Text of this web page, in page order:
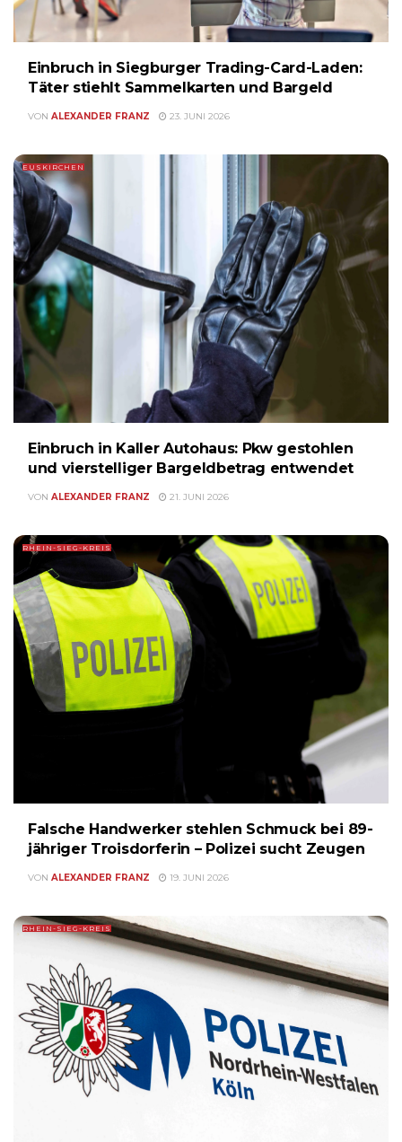
Einbruch in Siegburger Trading-Card-Laden:
Täter stiehlt Sammelkarten und Bargeld
VON ALEXANDER FRANZ 23. JUNI 2026
EUSKIRCHEN
Einbruch in Kaller Autohaus: Pkw gestohlen
und vierstelliger Bargeldbetrag entwendet
VON ALEXANDER FRANZ 21. JUNI 2026
RHEIN-SIEG-KREIS
Falsche Handwerker stehlen Schmuck bei 89-
jähriger Troisdorferin – Polizei sucht Zeugen
VON ALEXANDER FRANZ 19. JUNI 2026
RHEIN-SIEG-KREIS